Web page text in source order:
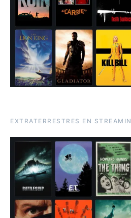
EXTRATERRESTRES EN